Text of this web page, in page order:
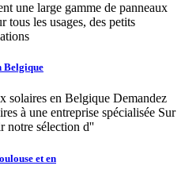
une large gamme de panneaux
tous les usages, des petits
Belgique
solaires en Belgique Demandez
à une entreprise spécialisée Sur
notre sélection d''
et en